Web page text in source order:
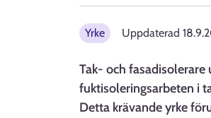
Yrke Uppdaterad
Tak- och
fuktisoleringsarbeten i
Detta krävande yrke